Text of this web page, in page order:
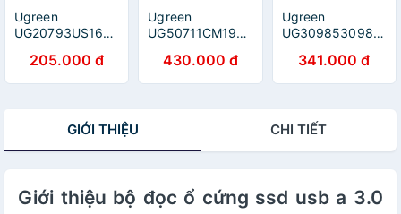
Ugreen
UG20793US167TK
tín hiệu chuyển
đổi USB 2.0 sang
CHÍNH HÃNG
205.000 đ
Ugreen
UG50711CM190TK
USB âm thanh 7.1
hỗ trợ Loa + Mic
430.000 đ
Ugreen
UG3098530985TK
mạng usb có
thêm cổng micro
Fire TV 2017
CHÍNH HÃNG
341.000 đ
GIỚI THIỆU CHI TIẾT
Giới thiệu bộ đọc ổ cứng ssd usb a 3.0